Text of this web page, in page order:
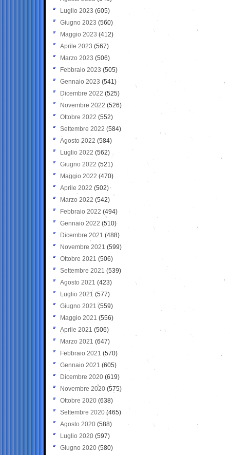
Luglio 2023 (605)
Giugno 2023 (560)
Maggio 2023 (412)
Aprile 2023 (567)
Marzo 2023 (506)
Febbraio 2023 (505)
Gennaio 2023 (541)
Dicembre 2022 (525)
Novembre 2022 (526)
Ottobre 2022 (552)
Settembre 2022 (584)
Agosto 2022 (584)
Luglio 2022 (562)
Giugno 2022 (521)
Maggio 2022 (470)
Aprile 2022 (502)
Marzo 2022 (542)
Febbraio 2022 (494)
Gennaio 2022 (510)
Dicembre 2021 (488)
Novembre 2021 (599)
Ottobre 2021 (506)
Settembre 2021 (539)
Agosto 2021 (423)
Luglio 2021 (577)
Giugno 2021(559)
Maggio 2021 (556)
Aprile 2021 (506)
Marzo 2021 (647)
Febbraio 2021 (570)
Gennaio 2021 (605)
Dicembre 2020 (619)
Novembre 2020 (575)
Ottobre 2020 (638)
Settembre 2020(465)
Agosto 2020 (588)
Luglio 2020 (597)
Giugno 2020 (580)